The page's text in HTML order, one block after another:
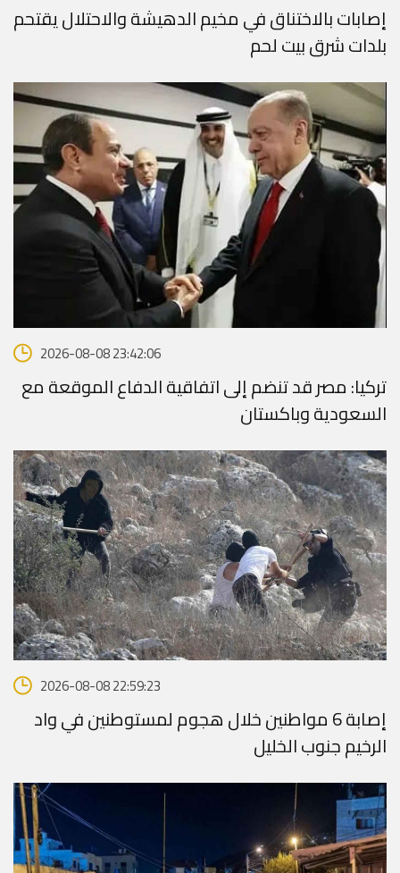
إصابات بالاختناق في مخيم الدهيشة والاحتلال يقتحم
بلدات شرق بيت لحم
2026-08-08 23:42:06
تركيا: مصر قد تنضم إلى اتفاقية الدفاع الموقعة مع
السعودية وباكستان
2026-08-08 22:59:23
إصابة 6 مواطنين خلال هجوم لمستوطنين في واد
الرخيم جنوب الخليل